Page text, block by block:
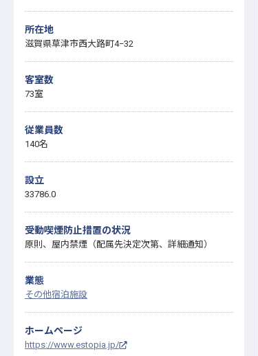
所在地
滋賀県草津市西大路町4−32
客室数
73室
従業員数
140名
設立
33786.0
受動喫煙防止措置の状況
原則、屋内禁煙（配属先決定次第、詳細通知）
業態
その他宿泊施設
ホームページ
https://www.estopia.jp/